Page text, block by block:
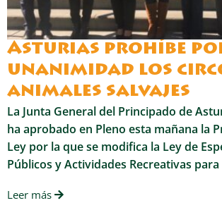
Asturias prohíbe
unanimidad los
animales salvajes
La Junta General del Principado de
ha aprobado en Pleno esta mañana la
Ley por la que se modifica la Ley de
Públicos y Actividades Recreativas
Leer más